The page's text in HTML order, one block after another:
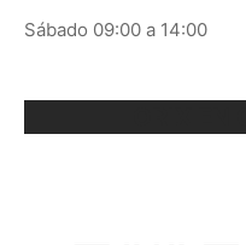
Sábado 09:00 a 14:00